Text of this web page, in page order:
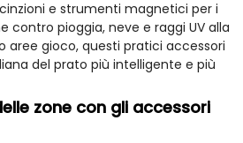
e strumenti magnetici per i
contro pioggia, neve e raggi UV alla
aree gioco, questi pratici accessori
del prato più intelligente e più
zone con gli accessori